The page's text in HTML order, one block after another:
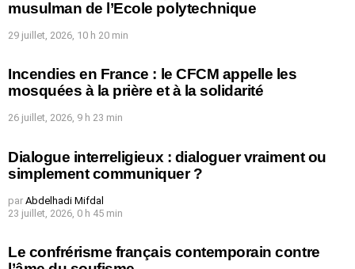
musulman de l’Ecole polytechnique
29 juillet, 2026, 10 h 20 min
Incendies en France : le CFCM appelle les
mosquées à la prière et à la solidarité
26 juillet, 2026, 9 h 23 min
Dialogue interreligieux : dialoguer vraiment ou
simplement communiquer ?
par Abdelhadi Mifdal
23 juillet, 2026, 0 h 45 min
Le confrérisme français contemporain contre